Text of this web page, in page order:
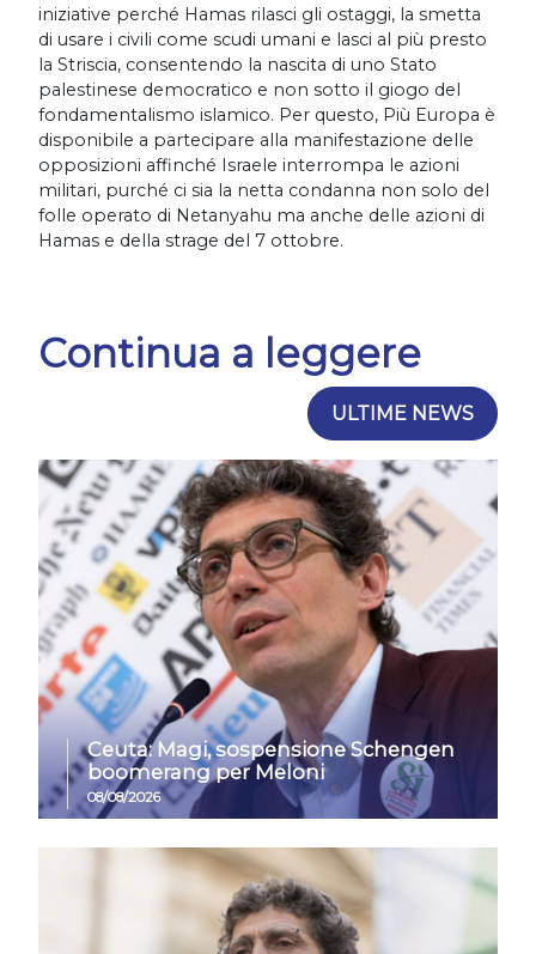
iniziative perché Hamas rilasci gli ostaggi, la smetta
di usare i civili come scudi umani e lasci al più presto
la Striscia, consentendo la nascita di uno Stato
palestinese democratico e non sotto il giogo del
fondamentalismo islamico. Per questo, Più Europa è
disponibile a partecipare alla manifestazione delle
opposizioni affinché Israele interrompa le azioni
militari, purché ci sia la netta condanna non solo del
folle operato di Netanyahu ma anche delle azioni di
Hamas e della strage del 7 ottobre.
Continua a leggere
ULTIME NEWS
Ceuta: Magi, sospensione Schengen
boomerang per Meloni
08/08/2026